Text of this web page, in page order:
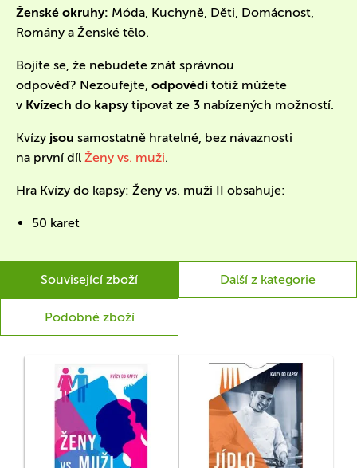
Ženské okruhy: Móda, Kuchyně, Děti, Domácnost,
Romány a Ženské tělo.
Bojíte se, že nebudete znát správnou
odpověď? Nezoufejte, odpovědi totiž můžete
v Kvízech do kapsytipovat ze 3 nabízených možností.
Kvízy jsou samostatně hratelné, bez návaznosti
na první díl Ženy vs. muži.
Hra Kvízy do kapsy: Ženy vs. muži II obsahuje:
50 karet
Související zboží Další z kategorie
Podobné zboží